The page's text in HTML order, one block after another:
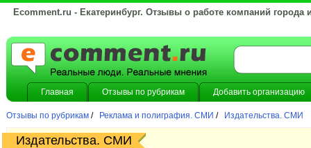
Ecomment.ru - Екатеринбург. Отзывы о работе компаний города
Главная Отзывы по рубрикам Добавить организацию
Отзывы по рубрикам / Реклама и полиграфия. СМИ / Издательства. СМИ
Издательства. СМИ